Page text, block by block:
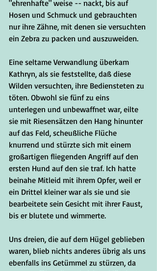
"ehrenhafte" weise -- nackt, bis auf
Hosen und Schmuck und gebrauchten
nur ihre Zähne, mit denen sie versuchten
ein Zebra zu packen und auszuweiden.
Eine seltame Verwandlung überkam
Kathryn, als sie feststellte, daß diese
Wilden versuchten, ihre Bediensteten zu
töten. Obwohl sie fünf zu eins
unterlegen und unbewaffnet war, eilte
sie mit Riesensätzen den Hang hinunter
auf das Feld, scheußliche Flüche
knurrend und stürzte sich mit einem
großartigen fliegenden Angriff auf den
ersten Hund auf den sie traf. Ich hatte
beinahe Mitleid mit ihrem Opfer, weil er
ein Drittel kleiner war als sie und sie
bearbeitete sein Gesicht mit ihrer Faust,
bis er blutete und wimmerte.
Uns dreien, die auf dem Hügel geblieben
waren, blieb nichts anderes übrig als uns
ebenfalls ins Getümmel zu stürzen, da